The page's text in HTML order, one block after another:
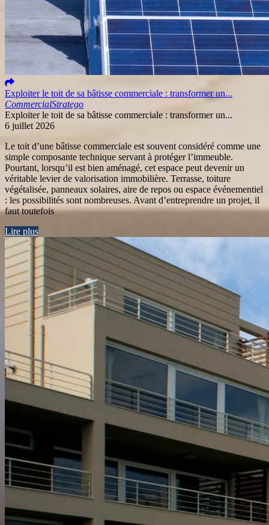
Exploiter le toit de sa bâtisse commerciale : transformer un...
CommercialStratego
Exploiter le toit de sa bâtisse commerciale : transformer un...
6 juillet 2026
Le toit d’une bâtisse commerciale est souvent considéré comme une
simple composante technique servant à protéger l’immeuble.
Pourtant, lorsqu’il est bien aménagé, cet espace peut devenir un
véritable levier de valorisation immobilière. Terrasse, toiture
végétalisée, panneaux solaires, aire de repos ou espace événementiel
: les possibilités sont nombreuses. Avant d’entreprendre un projet, il
faut toutefois
Lire plus